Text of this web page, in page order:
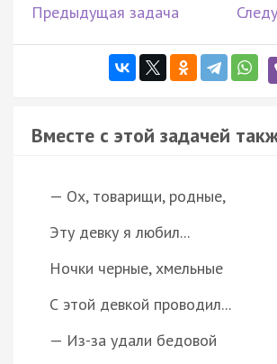
Предыдущая задача
Вместе с этой задачей
— Ох, товарищи, родные,
Эту девку я любил...
Ночки черные, хмельные
С этой девкой проводил...
— Из-за удали бедовой